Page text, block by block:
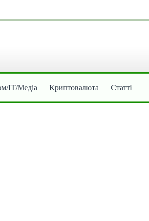
ІТ/Медіа Криптовалюта Статті